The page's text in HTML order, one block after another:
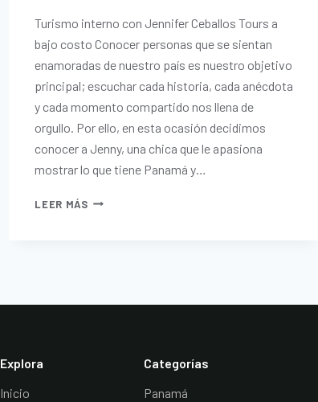
Turismo interno con Jennifer Ceballos Tours a
bajo costo Conocer personas que se sientan
enamoradas de nuestro país es nuestro objetivo
principal; escuchar cada historia, cada anécdota
y cada momento compartido nos llena de
orgullo. Por ello, en esta ocasión decidimos
conocer a Jenny, una chica que le apasiona
mostrar lo que tiene Panamá y…
LEER MÁS
Explora
Inicio
Categorías
Panamá